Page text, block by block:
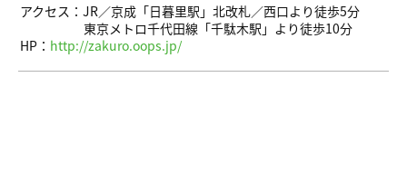
アクセス：JR／京成「日暮里駅」北改札／西口より徒歩5分
東京メトロ千代田線「千駄木駅」より徒歩10分
HP： http://zakuro.oops.jp/